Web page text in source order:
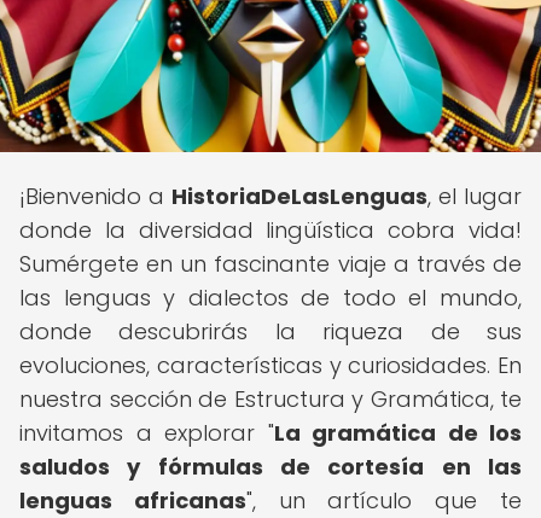
¡Bienvenido a HistoriaDeLasLenguas, el lugar
donde la diversidad lingüística cobra vida!
Sumérgete en un fascinante viaje a través de
las lenguas y dialectos de todo el mundo,
donde descubrirás la riqueza de sus
evoluciones, características y curiosidades. En
nuestra sección de Estructura y Gramática, te
invitamos a explorar "La gramática de los
saludos y fórmulas de cortesía en las
lenguas africanas", un artículo que te